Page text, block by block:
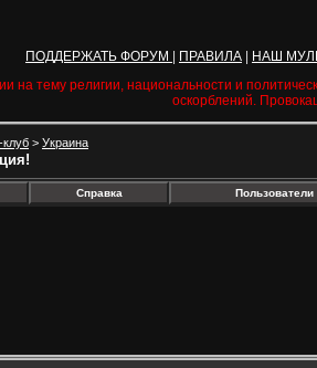
ПОДДЕРЖАТЬ ФОРУМ ПРАВИЛА
НАШ
на тему религии, национальности и
оскорблений.
> Украина
Справка Пользователи